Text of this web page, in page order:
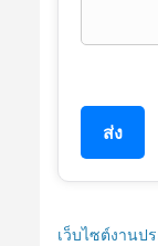
ส่ง
เว็บไซต์งานป